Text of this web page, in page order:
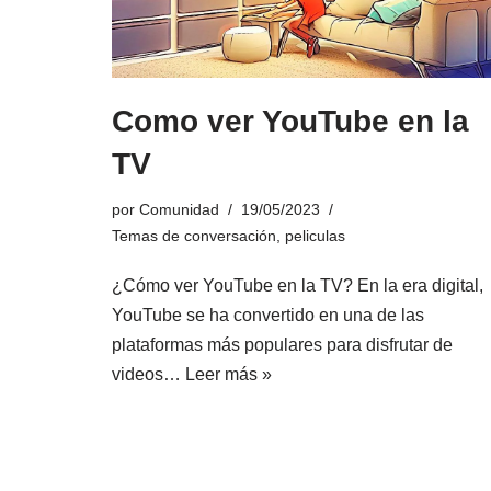
Como ver YouTube en la
TV
por Comunidad
19/05/2023
Temas de conversación, peliculas
¿Cómo ver YouTube en la TV? En la era digital,
YouTube se ha convertido en una de las
plataformas más populares para disfrutar de
videos… Leer más »